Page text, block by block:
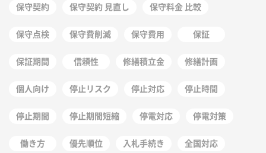
保守契約 保守契約 見直し 保守料金 比較
保守点検 保守費削減 保守費用 保証
保証期間 信頼性 修繕積立金 修繕計画
個人向け 停止リスク 停止対応 停止時間
停止期間 停止期間短縮 停電対応 停電対策
働き方 優先順位 入札手続き 全国対応